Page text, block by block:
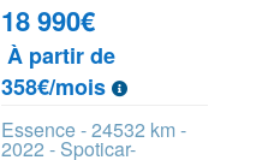
18 990€
À partir de
358€/mois
Essence - 24532 km -
2022 - Spoticar-